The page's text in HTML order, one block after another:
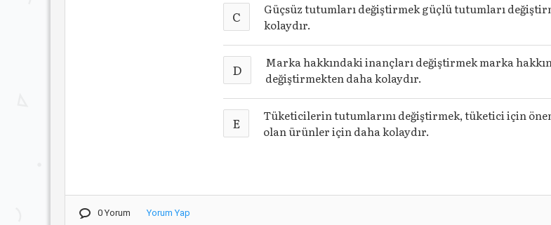
C
Güçsüz tutumları değiştirmek güçlü tutumları
kolaydır.
D
Marka hakkındaki inançları değiştirmek marka
değiştirmekten daha kolaydır.
E
Tüketicilerin tutumlarını değiştirmek, tüketici için
olan ürünler için daha kolaydır.
0 Yorum Yorum Yap